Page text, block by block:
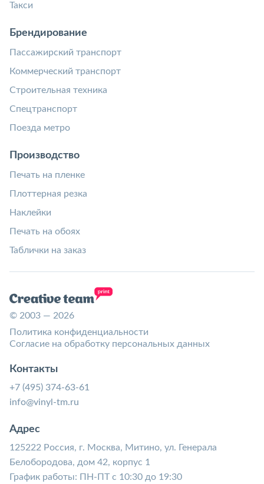
Такси
Брендирование
Пассажирский транспорт
Коммерческий транспорт
Строительная техника
Спецтранспорт
Поезда метро
Производство
Печать на пленке
Плоттерная резка
Наклейки
Печать на обоях
Таблички на заказ
© 2003 — 2026
Политика конфиденциальности
Согласие на обработку персональных данных
Контакты
+7 (495) 374-63-61
info@vinyl-tm.ru
Адрес
125222 Россия, г. Москва, Митино, ул. Генерала
Белобородова, дом 42, корпус 1
График работы: ПН-ПТ с 10:30 до 19:30